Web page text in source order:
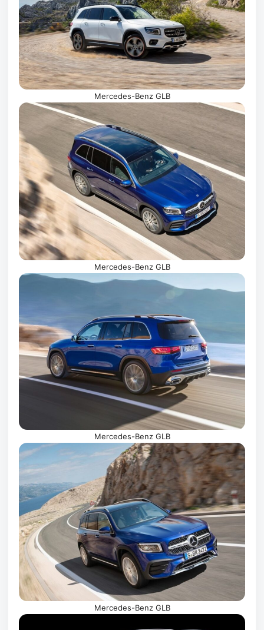
Mercedes-Benz GLB
Mercedes-Benz GLB
Mercedes-Benz GLB
Mercedes-Benz GLB